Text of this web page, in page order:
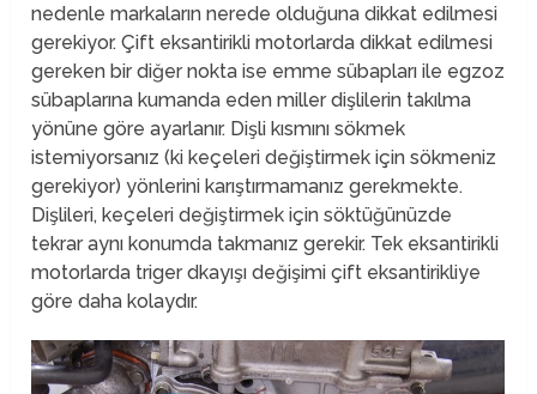
nedenle markaların nerede olduğuna dikkat edilmesi
gerekiyor. Çift eksantirikli motorlarda dikkat edilmesi
gereken bir diğer nokta ise emme sübapları ile egzoz
sübaplarına kumanda eden miller dişlilerin takılma
yönüne göre ayarlanır. Dişli kısmını sökmek
istemiyorsanız (ki keçeleri değiştirmek için sökmeniz
gerekiyor) yönlerini karıştırmamanız gerekmekte.
Dişlileri, keçeleri değiştirmek için söktüğünüzde
tekrar aynı konumda takmanız gerekir. Tek eksantirikli
motorlarda triger dkayışı değişimi çift eksantirikliye
göre daha kolaydır.